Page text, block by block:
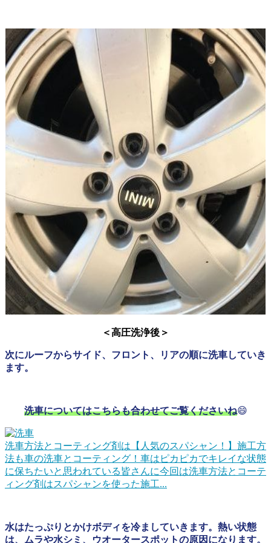
＜高圧洗浄後＞
次にルーフからサイド、フロント、リアの順に洗車していき
ます。
洗車についてはこちらも合わせてご覧くださいね😄
洗車方法とコーティング剤は【人気のスパシャン！】施工方
法も車の洗車とコーティング！車はピカピカでキレイな状態
に保ちたいと思われている皆さんに今回は洗車方法とコーテ
ィング剤はスパシャンを使った施工...
水はたっぷりとかけボディを冷ましていきます。熱い状態
は、ムラや水シミ、ウオータースポットの原因になります。